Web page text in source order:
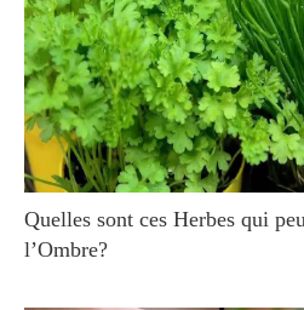
Quelles sont ces Herbes qui
l’Ombre?